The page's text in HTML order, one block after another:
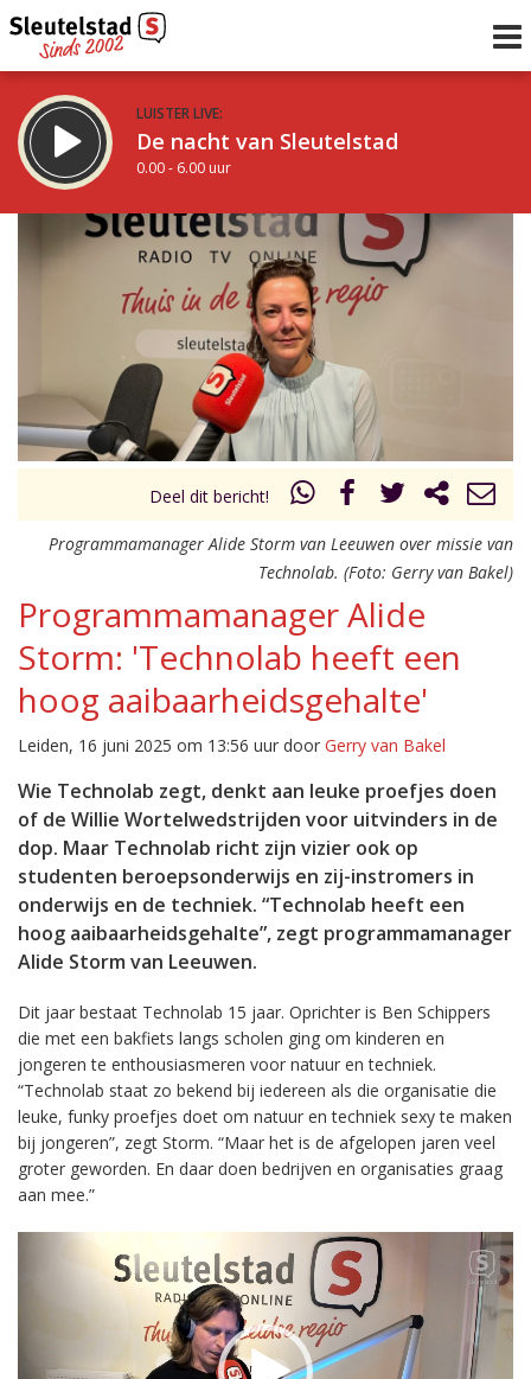
LUISTER LIVE:
De nacht van Sleutelstad
0.00 - 6.00 uur
De ochtend van Sleutelstad
uur 1 van 0
Deel dit bericht!
Programmamanager Alide Storm van Leeuwen over missie van
Technolab. (Foto: Gerry van Bakel)
Programmamanager Alide
Storm: 'Technolab heeft een
hoog aaibaarheidsgehalte'
Leiden, 16 juni 2025 om 13:56 uur door Gerry van Bakel
Wie Technolab zegt, denkt aan leuke proefjes doen
of de Willie Wortelwedstrijden voor uitvinders in de
dop. Maar Technolab richt zijn vizier ook op
studenten beroepsonderwijs en zij-instromers in
onderwijs en de techniek. “Technolab heeft een
hoog aaibaarheidsgehalte”, zegt programmamanager
Alide Storm van Leeuwen.
Dit jaar bestaat Technolab 15 jaar. Oprichter is Ben Schippers
die met een bakfiets langs scholen ging om kinderen en
jongeren te enthousiasmeren voor natuur en techniek.
“Technolab staat zo bekend bij iedereen als die organisatie die
leuke, funky proefjes doet om natuur en techniek sexy te maken
bij jongeren”, zegt Storm. “Maar het is de afgelopen jaren veel
groter geworden. En daar doen bedrijven en organisaties graag
aan mee.”